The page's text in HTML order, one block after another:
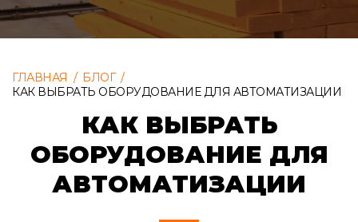
ГЛАВНАЯ / БЛОГ /
КАК ВЫБРАТЬ ОБОРУДОВАНИЕ ДЛЯ АВТОМАТИЗАЦИИ
КАК ВЫБРАТЬ
ОБОРУДОВАНИЕ ДЛЯ
АВТОМАТИЗАЦИИ